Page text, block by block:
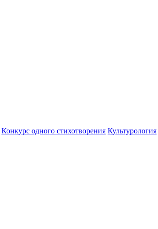
Конкурс одного стихотворения Культурология